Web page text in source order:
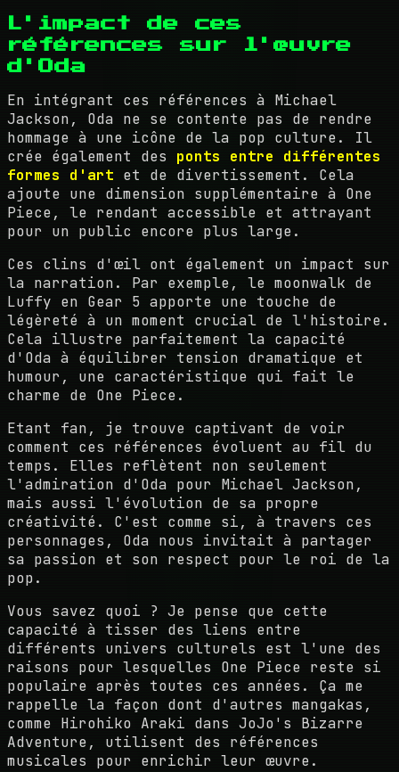
L'impact de ces
références sur l'œuvre
d'Oda
En intégrant ces références à Michael
Jackson, Oda ne se contente pas de rendre
hommage à une icône de la pop culture. Il
crée également des ponts entre différentes
formes d'art et de divertissement. Cela
ajoute une dimension supplémentaire à One
Piece, le rendant accessible et attrayant
pour un public encore plus large.
Ces clins d'œil ont également un impact sur
la narration. Par exemple, le moonwalk de
Luffy en Gear 5 apporte une touche de
légèreté à un moment crucial de l'histoire.
Cela illustre parfaitement la capacité
d'Oda à équilibrer tension dramatique et
humour, une caractéristique qui fait le
charme de One Piece.
Etant fan, je trouve captivant de voir
comment ces références évoluent au fil du
temps. Elles reflètent non seulement
l'admiration d'Oda pour Michael Jackson,
mais aussi l'évolution de sa propre
créativité. C'est comme si, à travers ces
personnages, Oda nous invitait à partager
sa passion et son respect pour le roi de la
pop.
Vous savez quoi ? Je pense que cette
capacité à tisser des liens entre
différents univers culturels est l'une des
raisons pour lesquelles One Piece reste si
populaire après toutes ces années. Ça me
rappelle la façon dont d'autres mangakas,
comme Hirohiko Araki dans JoJo's Bizarre
Adventure, utilisent des références
musicales pour enrichir leur œuvre.